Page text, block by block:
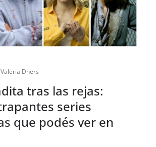
Valeria Dhers
tras las rejas:
series
que podés ver en